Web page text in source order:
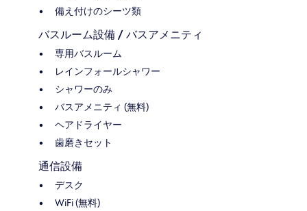
備え付けのシーツ類
バスルーム設備 / バスアメニティ
専用バスルーム
レインフォールシャワー
シャワーのみ
バスアメニティ (無料)
ヘアドライヤー
歯磨きセット
通信設備
デスク
WiFi (無料)